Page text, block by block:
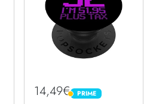
14,49€ PRIME
PRIME